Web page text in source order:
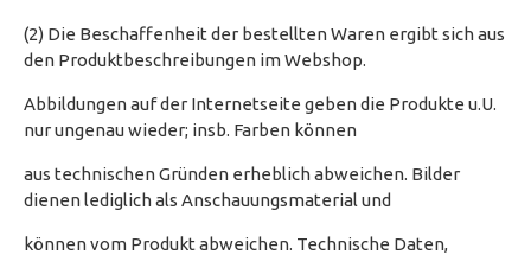
(2) Die Beschaffenheit der bestellten Waren ergibt sich aus
den Produktbeschreibungen im Webshop.
Abbildungen auf der Internetseite geben die Produkte u.U.
nur ungenau wieder; insb. Farben können
aus technischen Gründen erheblich abweichen. Bilder
dienen lediglich als Anschauungsmaterial und
können vom Produkt abweichen. Technische Daten,